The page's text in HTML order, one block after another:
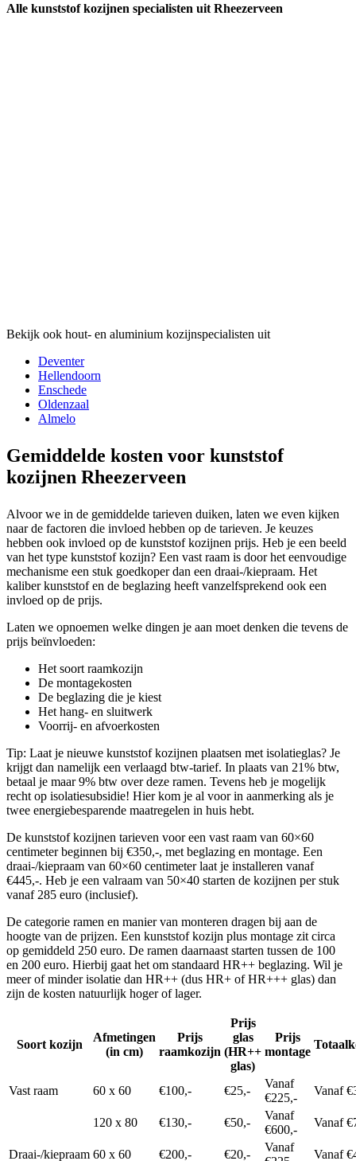
Alle kunststof kozijnen specialisten uit Rheezerveen
Bekijk ook hout- en aluminium kozijnspecialisten uit
Deventer
Hellendoorn
Enschede
Oldenzaal
Almelo
Gemiddelde kosten voor kunststof
kozijnen Rheezerveen
Alvoor we in de gemiddelde tarieven duiken, laten we even kijken
naar de factoren die invloed hebben op de tarieven. Je keuzes
hebben ook invloed op de kunststof kozijnen prijs. Heb je een beeld
van het type kunststof kozijn? Een vast raam is door het eenvoudige
mechanisme een stuk goedkoper dan een draai-/kiepraam. Het
kaliber kunststof en de beglazing heeft vanzelfsprekend ook een
invloed op de prijs.
Laten we opnoemen welke dingen je aan moet denken die tevens de
prijs beïnvloeden:
Het soort raamkozijn
De montagekosten
De beglazing die je kiest
Het hang- en sluitwerk
Voorrij- en afvoerkosten
Tip: Laat je nieuwe kunststof kozijnen plaatsen met isolatieglas? Je
krijgt dan namelijk een verlaagd btw-tarief. In plaats van 21% btw,
betaal je maar 9% btw over deze ramen. Tevens heb je mogelijk
recht op isolatiesubsidie! Hier kom je al voor in aanmerking als je
twee energiebesparende maatregelen in huis hebt.
De kunststof kozijnen tarieven voor een vast raam van 60×60
centimeter beginnen bij €350,-, met beglazing en montage. Een
draai-/kiepraam van 60×60 centimeter laat je installeren vanaf
€445,-. Heb je een valraam van 50×40 starten de kozijnen per stuk
vanaf 285 euro (inclusief).
De categorie ramen en manier van monteren dragen bij aan de
hoogte van de prijzen. Een kunststof kozijn plus montage zit circa
op gemiddeld 250 euro. De ramen daarnaast starten tussen de 100
en 200 euro. Hierbij gaat het om standaard HR++ beglazing. Wil je
meer of minder isolatie dan HR++ (dus HR+ of HR+++ glas) dan
zijn de kosten natuurlijk hoger of lager.
Soort kozijn
Afmetingen
(in cm)
Prijs
raamkozijn
Prijs
glas
(HR++
glas)
Prijs
montage
Vast raam 60 x 60 €100,- €25,-
Vanaf
€225,-
Vanaf
120 x 80 €130,- €50,-
Vanaf
€600,-
Vanaf
Draai-/kiepraam 60 x 60 €200,- €20,-
Vanaf
Vanaf